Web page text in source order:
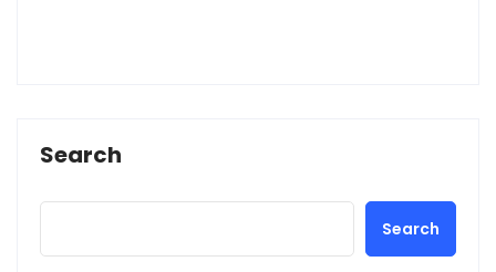
Search
Search